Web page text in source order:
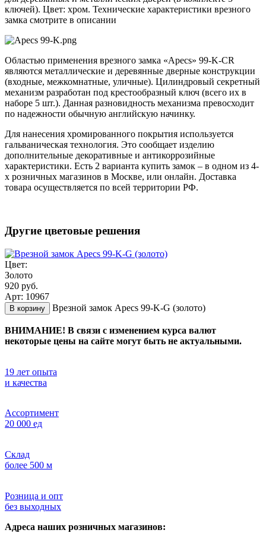
ключей). Цвет: хром. Технические характеристики врезного
замка смотрите в описании
Областью применения врезного замка «Apecs» 99-K-CR
являются металлические и деревянные дверные конструкции
(входные, межкомнатные, уличные). Цилиндровый секретный
механизм разработан под крестообразный ключ (всего их в
наборе 5 шт.). Данная разновидность механизма превосходит
по надежности обычную английскую начинку.
Для нанесения хромированного покрытия используется
гальваническая технология. Это сообщает изделию
дополнительные декоративные и антикоррозийные
характеристики. Есть 2 варианта купить замок – в одном из 4-
х розничных магазинов в Москве, или онлайн. Доставка
товара осуществляется по всей территории РФ.
Другие цветовые решения
Цвет:
Золото
920 руб.
Арт: 10967
В корзину Врезной замок Apecs 99-K-G (золото)
ВНИМАНИЕ! В связи с изменением курса валют
некоторые цены на сайте могут быть не актуальными.
19 лет опыта
и качества
Ассортимент
20 000 ед
Склад
более 500 м
Розница и опт
без выходных
Адреса наших розничных магазинов: